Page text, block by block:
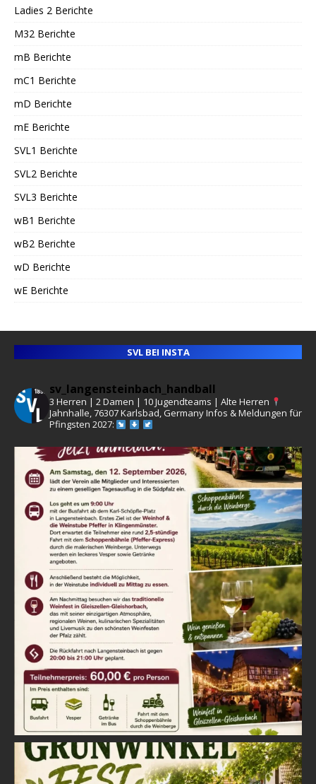
Ladies 2 Berichte
M32 Berichte
mB Berichte
mC1 Berichte
mD Berichte
mE Berichte
SVL1 Berichte
SVL2 Berichte
SVL3 Berichte
wB1 Berichte
wB2 Berichte
wD Berichte
wE Berichte
SVL BEI INSTA
sv_langensteinbach_handball
3 Herren | 2 Damen | 10 Jugendteams | Alte Herren
Jahnhalle, 76307 Karlsbad, GermanyInfos & Meldungen für
Pfingsten 2027: